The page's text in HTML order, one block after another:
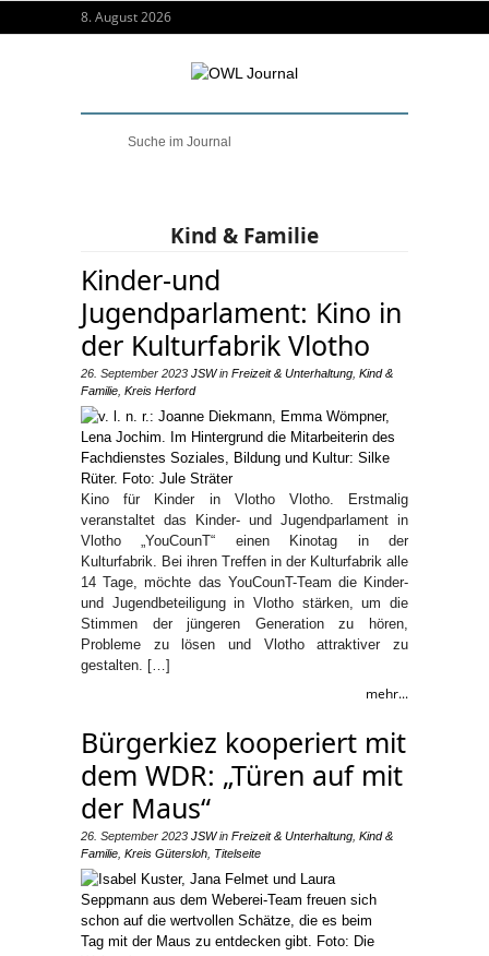
8. August 2026
Kind & Familie
Kinder-und
Jugendparlament: Kino in
der Kulturfabrik Vlotho
26. September 2023 JSWin Freizeit & Unterhaltung Kind &
Familie Kreis Herford
Kino für Kinder in Vlotho Vlotho. Erstmalig
veranstaltet das Kinder- und Jugendparlament in
Vlotho „YouCounT“ einen Kinotag in der
Kulturfabrik. Bei ihren Treffen in der Kulturfabrik alle
14 Tage, möchte das YouCounT-Team die Kinder-
und Jugendbeteiligung in Vlotho stärken, um die
Stimmen der jüngeren Generation zu hören,
Probleme zu lösen und Vlotho attraktiver zu
gestalten. […]
mehr...
Bürgerkiez kooperiert mit
dem WDR: „Türen auf mit
der Maus“
26. September 2023 JSWin Freizeit & Unterhaltung Kind &
Familie Kreis Gütersloh Titelseite